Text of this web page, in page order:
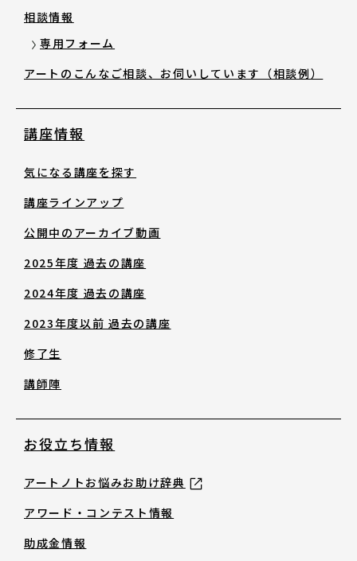
2025年度 過去の講座
2023年度以前 過去の講座
修了生
お役立ち情報
アートノトお悩みお助け辞典
アワード・コンテスト情報
助成金情報
相談情報
専用フォーム
アートのこんなご相談、お伺いしています（相談例）
講座情報
気になる講座を探す
講座ラインアップ
公開中のアーカイブ動画
2025年度 過去の講座
2024年度 過去の講座
2023年度以前 過去の講座
修了生
講師陣
お役立ち情報
アートノトお悩みお助け辞典
アワード・コンテスト情報
助成金情報